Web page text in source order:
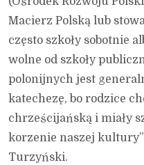
Macierz Polską lub
często szkoły sobotnie
wolne od szkoły
polonijnych jest
katechezę, bo rodzice
chrześcijańską i miały
korzenie naszej
Turzyński.